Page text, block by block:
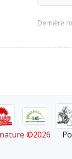
Dernière
©2026